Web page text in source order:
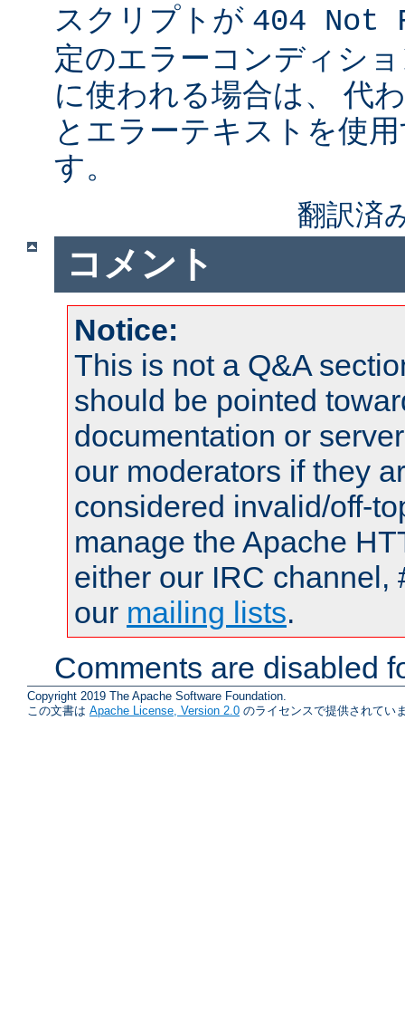
スクリプトが 404 Not
定のエラーコンディシ
に使われる場合は、 代
とエラーテキストを使
す。
翻訳済
コメント
Notice:
This is not a Q&A
should be pointed
documentation or
our moderators if they
considered invalid/off-
manage the Apache
either our IRC channel,
our mailing lists.
Comments are disabled
Copyright 2019 The Apache Software Foundation.
この文書は Apache License, Version 2.0 のライセンスで提供されてい